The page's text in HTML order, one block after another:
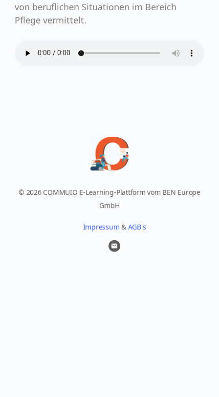
von beruflichen Situationen im Bereich
Pflege vermittelt.
© 2026 COMMUIO E-Learning-Plattform vom BEN Europe
GmbH
Impressum & AGB's